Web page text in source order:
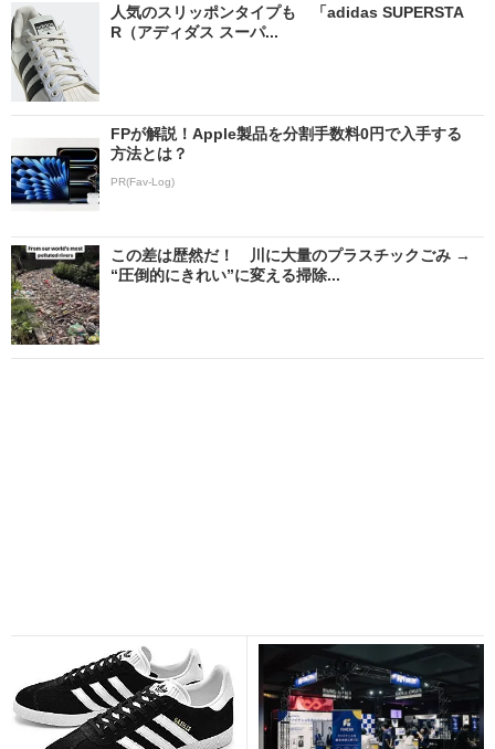
人気のスリッポンタイプも 「adidas SUPERSTA
R（アディダス スーパ...
FPが解説！Apple製品を分割手数料0円で入手する
方法とは？
PR(Fav-Log)
この差は歴然だ！ 川に大量のプラスチックごみ →
“圧倒的にきれい”に変える掃除...